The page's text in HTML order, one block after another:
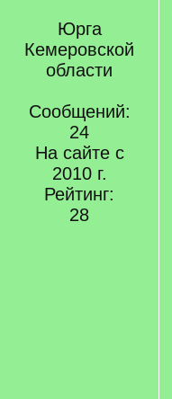
Юрга
Кемеровской
области
Сообщений:
24
На сайте с
2010 г.
Рейтинг:
28